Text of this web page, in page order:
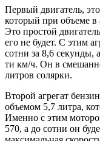
Первый двигатель,
который при объеме
Это простой
его не будет. С этим
сотни за 8,6 секунды,
ти км/ч. Он в
литров солярки.
Второй агрегат
объемом 5,7 литра,
Именно с этим
570, а до сотни он